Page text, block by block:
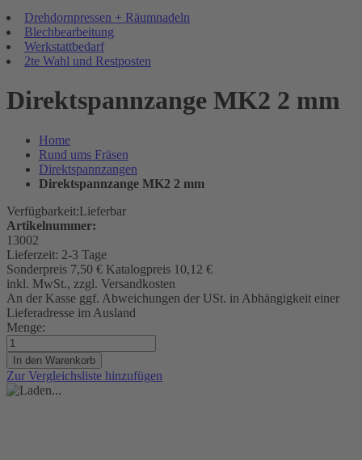
Drehdornpressen + Räumnadeln
Blechbearbeitung
Werkstattbedarf
2te Wahl und Restposten
Direktspannzange MK2 2 mm
Home
Rund ums Fräsen
Direktspannzangen
Direktspannzange MK2 2 mm
Verfügbarkeit:Lieferbar
Artikelnummer:
13002
Lieferzeit: 2-3 Tage
Sonderpreis 7,50 € Katalogpreis 10,12 €
inkl. MwSt., zzgl. Versandkosten
An der Kasse ggf. Abweichungen der USt. in Abhängigkeit einer
Lieferadresse im Ausland
Menge:
In den Warenkorb
Zur Vergleichsliste hinzufügen